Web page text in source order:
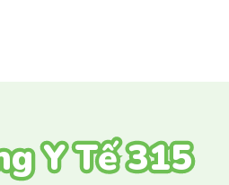
Y Tế 315
Y Tế 315